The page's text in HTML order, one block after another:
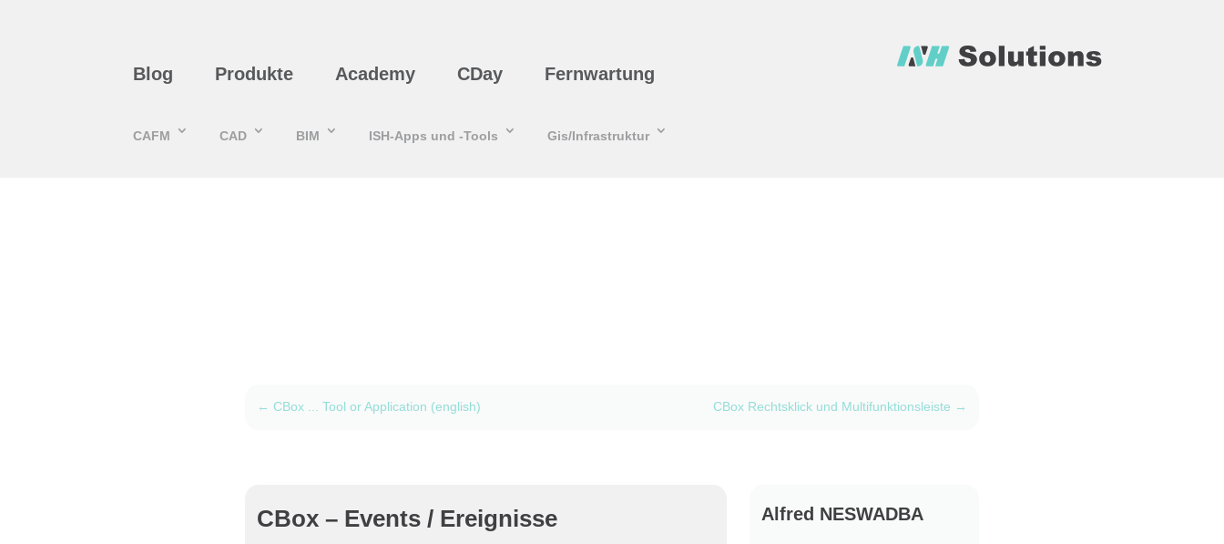
Blog Produkte Academy CDay Fernwartung
CAFM CAD BIM ISH-Apps und -Tools Gis/Infrastruktur
←CBox ... Tool or Application (english) CBox Rechtsklick und Multifunktionsleiste →
CBox – Events / Ereignisse Alfred NESWADBA